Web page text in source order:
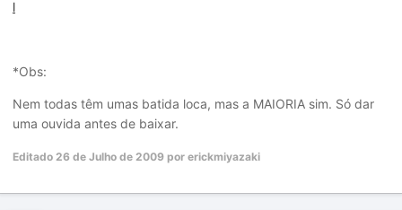
l
*Obs:
Nem todas têm umas batida loca, mas a MAIORIA sim. Só dar
uma ouvida antes de baixar.
Editado 26 de Julho de 2009 por erickmiyazaki